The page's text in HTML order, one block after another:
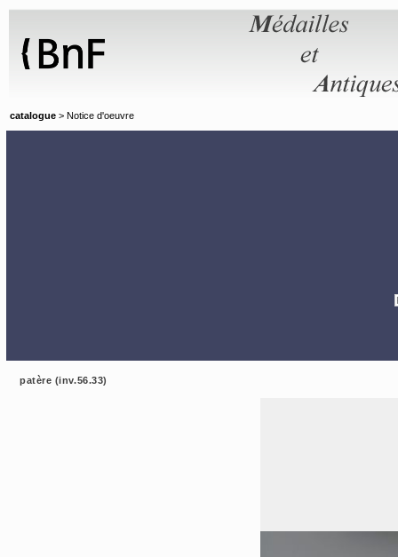
catalogue > Notice d'oeuvre
patère (inv.56.33)